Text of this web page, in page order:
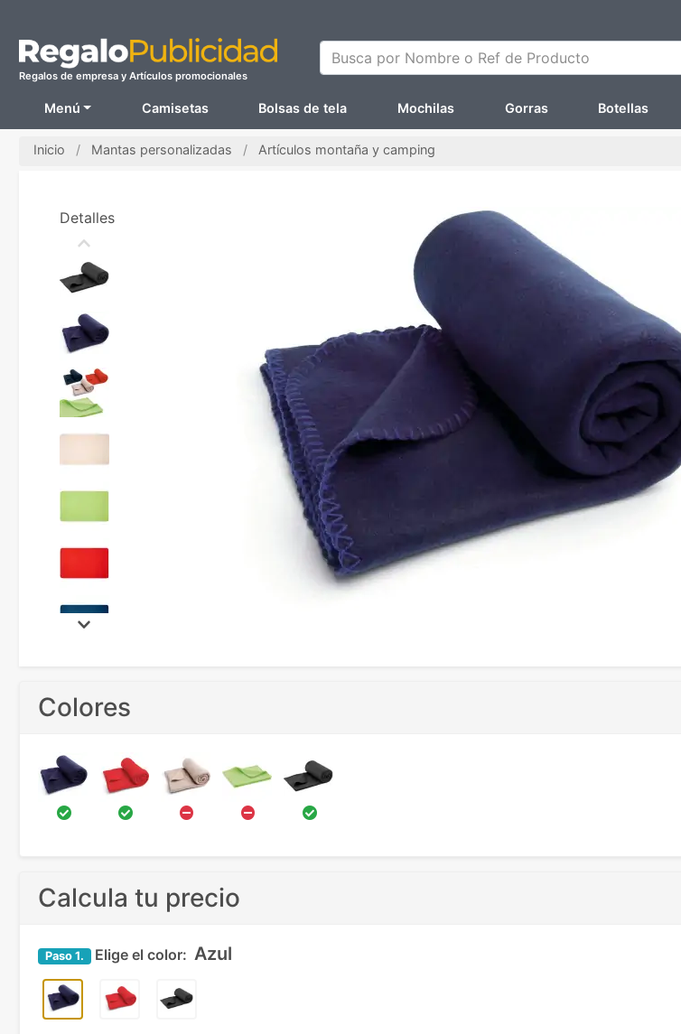
Regalos de empresa y Artículos promocionales
Busca por Nombre o Ref de Producto
Menú Camisetas Bolsas de tela Mochilas Gorras Botellas
Inicio Mantas personalizadas Artículos montaña y camping
Detalles
Colores
Calcula tu precio
Paso 1. Elige el color: Azul